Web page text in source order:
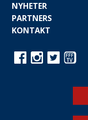
NYHETER
PARTNERS
KONTAKT